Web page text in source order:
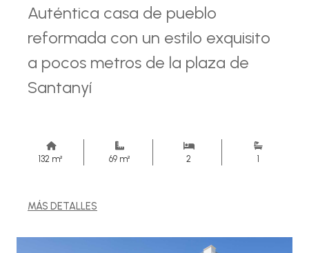
Auténtica casa de pueblo
reformada con un estilo exquisito
a pocos metros de la plaza de
Santanyí
132 m² 69 m² 2 1
MÁS DETALLES